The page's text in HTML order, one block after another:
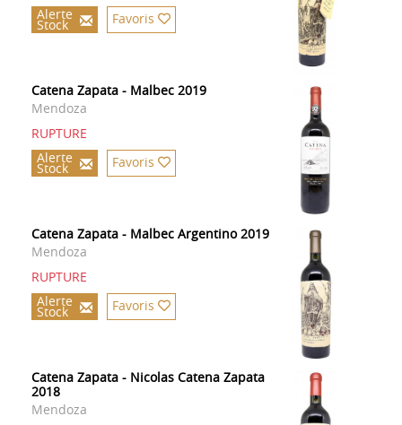
Alerte
Stock Favoris
Catena Zapata - Malbec 2019
Mendoza
RUPTURE
Alerte
Stock Favoris
Catena Zapata - Malbec Argentino 2019
Mendoza
RUPTURE
Alerte
Stock Favoris
Catena Zapata - Nicolas Catena Zapata
2018
Mendoza